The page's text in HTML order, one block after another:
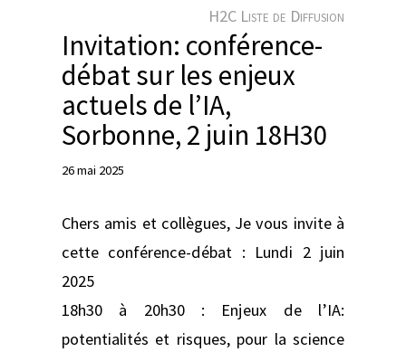
H2C Liste de Diffusion
Invitation: conférence-
débat sur les enjeux
actuels de l’IA,
Sorbonne, 2 juin 18H30
26 mai 2025
Chers amis et collègues, Je vous invite à
cette conférence-débat : Lundi 2 juin
2025
18h30 à 20h30 : Enjeux de l’IA:
potentialités et risques, pour la science